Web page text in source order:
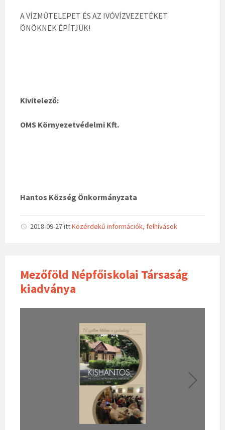
A VÍZMŰTELEPET ÉS AZ IVÓVÍZVEZETÉKET
ÖNÖKNEK ÉPÍTJÜK!
Kivitelező:
OMS Környezetvédelmi Kft.
Hantos Község Önkormányzata
2018-09-27ittKözérdekű információk, felhívások
Mezőföld Népfőiskolai Társaság
kiadványa